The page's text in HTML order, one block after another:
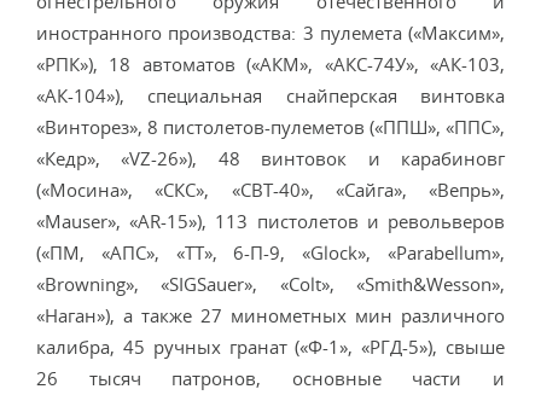
иностранного производства: 3 пулемета («Максим»,
«РПК»), 18 автоматов («АКМ», «АКС-74У», «АК-103,
«АК-104»), специальная снайперская винтовка
«Винторез», 8 пистолетов-пулеметов («ППШ», «ППС»,
«Кедр», «VZ-26»), 48 винтовок и карабиновг
(«Мосина», «СКС», «СВТ-40», «Сайга», «Вепрь»,
«Mauser», «AR-15»), 113 пистолетов и револьверов
(«ПМ, «АПС», «ТТ», 6-П-9, «Glock», «Parabellum»,
«Browning», «SIGSauer», «Colt», «Smith&Wesson»,
«Наган»), а также 27 минометных мин различного
калибра, 45 ручных гранат («Ф-1», «РГД-5»), свыше
26 тысяч патронов, основные части и